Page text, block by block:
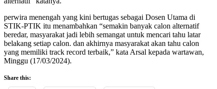
perwira menengah yang kini bertugas sebagai Dosen Utama di
STIK-PTIK itu menambahkan “semakin banyak calon alternatif
beredar, masyarakat jadi lebih semangat untuk mencari tahu latar
belakang setiap calon. dan akhirnya masyarakat akan tahu calon
yang memiliki track record terbaik,” kata Arsal kepada wartawan,
Minggu (17/03/2024).
Share this: